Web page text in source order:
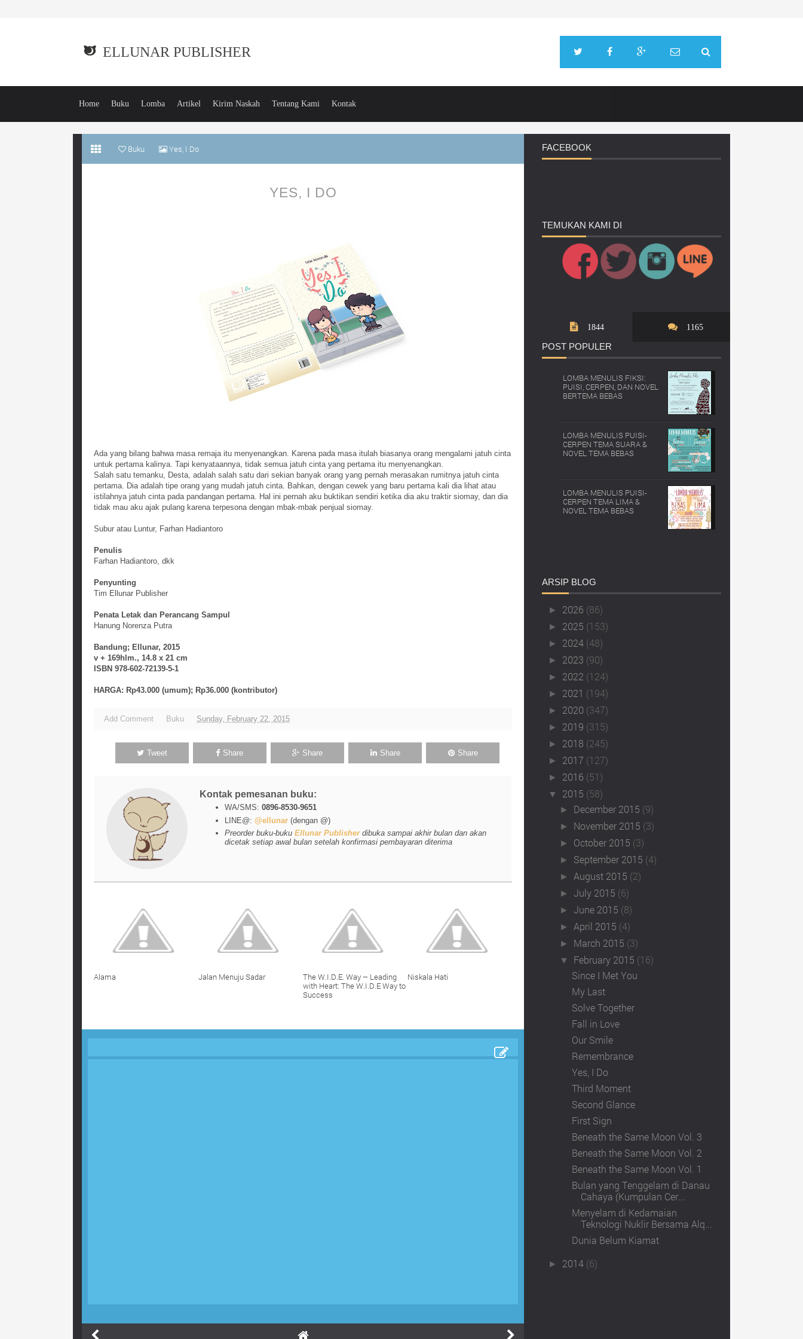
ELLUNAR PUBLISHER
Home Buku Lomba Artikel Kirim Naskah Tentang Kami Kontak
Buku Yes, I Do
YES, I DO
Ada yang bilang bahwa masa remaja itu menyenangkan. Karena pada masa itulah biasanya orang mengalami jatuh cinta
untuk pertama kalinya. Tapi kenyataannya, tidak semua jatuh cinta yang pertama itu menyenangkan.
Salah satu temanku, Desta, adalah salah satu dari sekian banyak orang yang pernah merasakan rumitnya jatuh cinta
pertama. Dia adalah tipe orang yang mudah jatuh cinta. Bahkan, dengan cewek yang baru pertama kali dia lihat atau
istilahnya jatuh cinta pada pandangan pertama. Hal ini pernah aku buktikan sendiri ketika dia aku traktir siomay, dan dia
tidak mau aku ajak pulang karena terpesona dengan mbak-mbak penjual siomay.
Subur atau Luntur, Farhan Hadiantoro
Penulis
Farhan Hadiantoro, dkk
Penyunting
Tim Ellunar Publisher
Penata Letak dan Perancang Sampul
Hanung Norenza Putra
Bandung; Ellunar, 2015
v + 169hlm., 14.8 x 21 cm
ISBN 978-602-72139-5-1
HARGA: Rp43.000 (umum); Rp36.000 (kontributor)
Add Comment Buku Sunday, February 22, 2015
Tweet Share Share Share Share
Kontak pemesanan buku:
WA/SMS:0896-8530-9651
LINE@:@ellunar (dengan @)
Preorder buku-bukuEllunar Publisherdibuka sampai akhir bulan dan akan
dicetak setiap awal bulan setelah konfirmasi pembayaran diterima
Alama Jalan Menuju Sadar
The W.I.D.E. Way – Leading
with Heart: The W.I.D.E Way to
Success
Niskala Hati
FACEBOOK
TEMUKAN KAMI DI
1844 1165
POST POPULER
LOMBA MENULIS FIKSI:
PUISI, CERPEN, DAN NOVEL
BERTEMA BEBAS
LOMBA MENULIS PUISI-
CERPEN TEMA SUARA &
NOVEL TEMA BEBAS
LOMBA MENULIS PUISI-
CERPEN TEMA LIMA &
NOVEL TEMA BEBAS
ARSIP BLOG
► 2026 (86)
► 2025 (153)
► 2024 (48)
► 2023 (90)
► 2022 (124)
► 2021 (194)
► 2020 (347)
► 2019 (315)
► 2018 (245)
► 2017 (127)
► 2016 (51)
▼ 2015 (58)
► December 2015 (9)
► November 2015 (3)
► October 2015 (3)
► September 2015 (4)
► August 2015 (2)
►July 2015 (6)
►June 2015 (8)
► April 2015 (4)
► March 2015 (3)
▼ February 2015 (16)
Since I Met You
My Last
Solve Together
Fall in Love
Our Smile
Remembrance
Yes, I Do
Third Moment
Second Glance
First Sign
Beneath the Same Moon Vol. 3
Beneath the Same Moon Vol. 2
Beneath the Same Moon Vol. 1
Bulan yang Tenggelam di Danau
Cahaya (Kumpulan Cer...
Menyelam di Kedamaian
Teknologi Nuklir Bersama Alq...
Dunia Belum Kiamat
► 2014 (6)